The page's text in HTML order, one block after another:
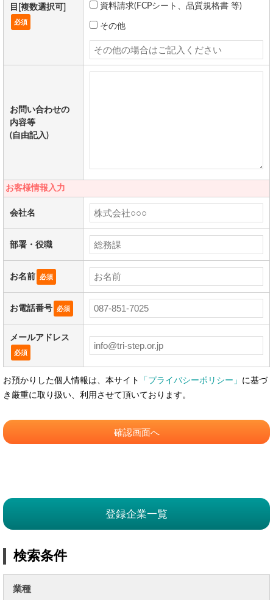
目[複数選択可]
必須
資料請求(FCPシート、品質規格書 等)
その他
お問い合わせの
内容等
(自由記入)
お客様情報入力
会社名
部署・役職
お名前 必須
お電話番号 必須
メールアドレス
必須
お預かりした個人情報は、本サイト 「プライバシーポリシー」 に基づ
き厳重に取り扱い、利用させて頂いております。
登録企業一覧
検索条件
業種